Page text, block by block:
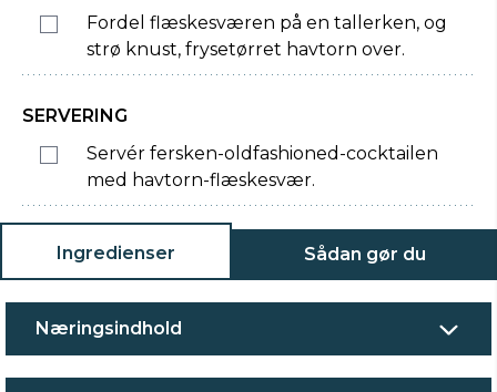
Fordel flæskesværen på en tallerken, og
strø knust, frysetørret havtorn over.
SERVERING
Servér fersken-oldfashioned-cocktailen
med havtorn-flæskesvær.
Ingredienser Sådan gør du
Næringsindhold